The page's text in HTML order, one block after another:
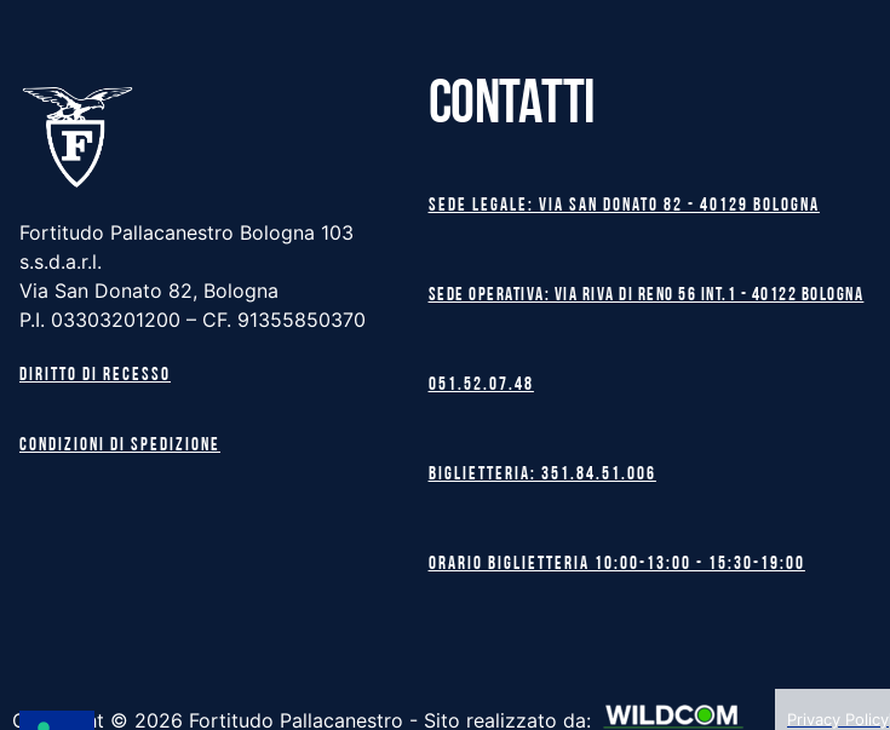
Fortitudo Pallacanestro Bologna 103
s.s.d.a.r.l.
Via San Donato 82, Bologna
P.I. 03303201200 – CF. 91355850370
Diritto di recesso
Condizioni di spedizione
CONTATTI
Sede legale: Via San Donato 82 - 40129 BOLOGNA
Sede operativa: Via Riva di Reno 56 int.1 - 40122 BOLOGNA
051.52.07.48
Biglietteria: 351.84.51.006
Orario biglietteria 10:00-13:00 - 15:30-19:00
Copyright © 2026 Fortitudo Pallacanestro - Sito realizzato da: Privacy Policy